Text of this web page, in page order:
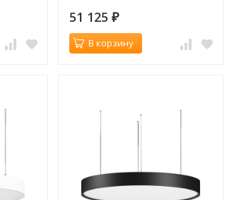
51 125 ₽
В корзину